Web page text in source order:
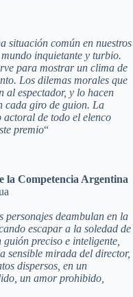
situación común en nuestros
inquietante y turbio.
para mostrar un clima de
Los dilemas morales que
al espectador, y lo hacen
cada giro de guion. La
actoral de todo el elenco
premio“
la Competencia Argentina
personajes deambulan en la
escapar a la soledad de
preciso e inteligente,
sensible mirada del director,
dispersos, en un
un amor prohibido,